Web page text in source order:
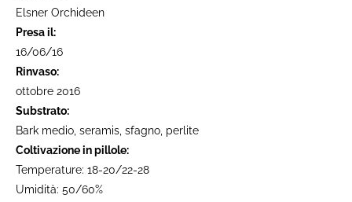
Elsner Orchideen
Presa il:
16/06/16
Rinvaso:
ottobre 2016
Substrato:
Bark medio, seramis, sfagno, perlite
Coltivazione in pillole:
Temperature: 18-20/22-28
Umidità: 50/60%